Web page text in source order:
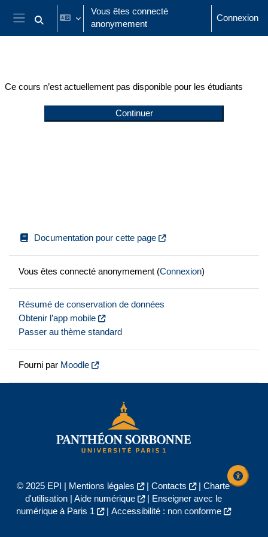
Passer au contenu principal
Panneau latéral
Activer/désactiver la saisie de recherche
Vous êtes connecté
anonymement
Connexion
Ce cours n’est actuellement pas disponible pour les étudiants
Continuer
Documentation pour cette page
Vous êtes connecté anonymement (Connexion)
Résumé de conservation de données
Obtenir l’app mobile
Passer au thème standard
Fourni par Moodle
© 2025 EPI | Mentions légales | Contacts | Charte
d'utilisation| Aide numérique |
Enseigner avec le
numérique à Paris 1
| Accessibilité : non conforme